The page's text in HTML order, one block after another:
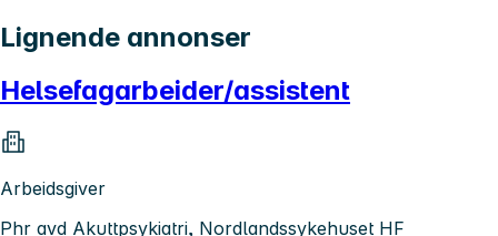
Lignende annonser
Helsefagarbeider/assistent
Arbeidsgiver
Phr avd Akuttpsykiatri, Nordlandssykehuset HF